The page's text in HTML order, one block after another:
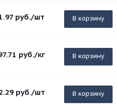
руб./шт В корзину
руб./кг В корзину
руб./шт В корзину